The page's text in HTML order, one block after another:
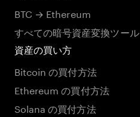
BTC → Ethereum
すべての暗号資産変換ツール
資産の買い方
Bitcoin の買付方法
Ethereum の買付方法
Solana の買付方法